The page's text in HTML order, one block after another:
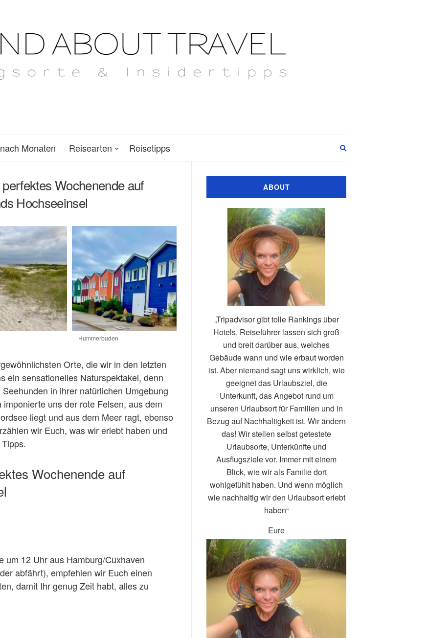
Monaten Reisearten Reisetipps
Wochenende auf
Hochseeinsel
Hummerbuden
Orte, die wir in den letzten
ein sensationelles Naturspektakel, denn
in ihrer natürlichen Umgebung
uns der rote Felsen, aus dem
liegt und aus dem Meer ragt, ebenso
wir Euch, was wir erlebt haben und
Wochenende auf
um 12 Uhr aus Hamburg/Cuxhaven
abfährt), empfehlen wir Euch einen
damit Ihr genug Zeit habt, alles zu
ABOUT
„Tripadvisor gibt tolle Rankings über
Hotels. Reiseführer lassen sich groß
und breit darüber aus, welches
Gebäude wann und wie erbaut worden
ist. Aber niemand sagt uns wirklich, wie
geeignet das Urlaubsziel, die
Unterkunft, das Angebot rund um
unseren Urlaubsort für Familien und in
Bezug auf Nachhaltigkeit ist. Wir ändern
das! Wir stellen selbst getestete
Urlaubsorte, Unterkünfte und
Ausflugsziele vor. Immer mit einem
Blick, wie wir als Familie dort
wohlgefühlt haben. Und wenn möglich
wie nachhaltig wir den Urlaubsort erlebt
haben“
Eure